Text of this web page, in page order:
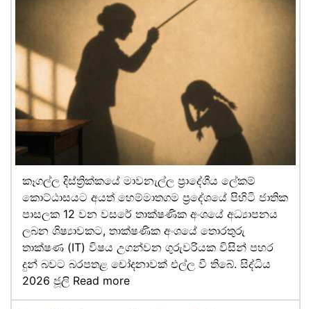
කෑගල්ල දිස්ත්‍රික්කයේ මාවනැල්ල ප්‍රාදේශීය ලේකම්
කොට්ඨාසයට අයත් හෙම්මාතගම ප්‍රදේශයේ පිහිටි ජාතික
පාසලක 12 වන වසරේ තාක්ෂණික අංශයේ අධ්‍යාපනය
ලබන ශිෂ්‍යාවකට, තාක්ෂණික අංශයේ තොරතුරු
තාක්ෂණ (IT) විෂය උගන්වන ගුරුවරියක විසින් පහර
දුන් බවට බරපතළ චෝදනාවක් එල්ල වී තිබේ. සිද්ධිය
2026 ජූලි Read more